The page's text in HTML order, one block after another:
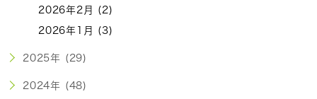
2026年2月 (2)
2026年1月 (3)
2025年 (29)
2024年 (48)